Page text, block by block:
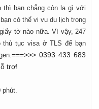
thì bạn chẳng còn lạ gì với
có thể vi vu du lịch trong
tờ nào nữa. Vì vậy, 247
thủ tục visa ở TLS để bạn
===>>> 0393 433 683
trợ!